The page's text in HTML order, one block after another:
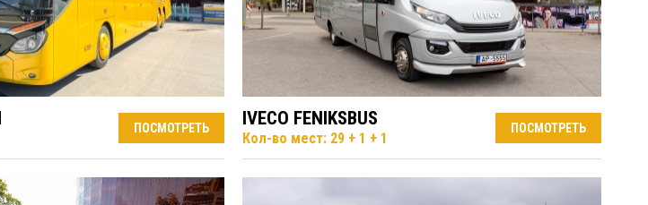
ПОСМОТРЕТЬ IVECO FENIKSBUS
Кол-во мест: 29 + 1 + 1
ПОСМОТРЕТЬ